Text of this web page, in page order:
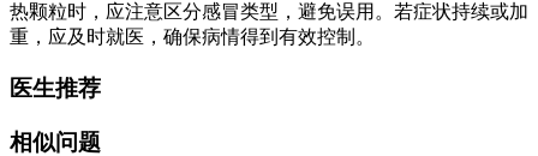
热颗粒时，应注意区分感冒类型，避免误用。若症状持续或加
重，应及时就医，确保病情得到有效控制。
医生推荐
相似问题